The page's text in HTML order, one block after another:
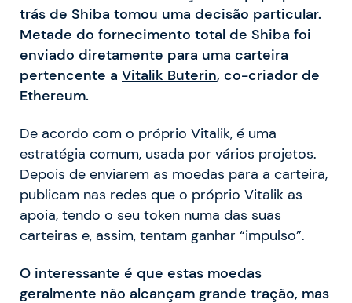
trás de Shiba tomou uma decisão particular.
Metade do fornecimento total de Shiba foi
enviado diretamente para uma carteira
pertencente a Vitalik Buterin, co-criador de
Ethereum.
De acordo com o próprio Vitalik, é uma
estratégia comum, usada por vários projetos.
Depois de enviarem as moedas para a carteira,
publicam nas redes que o próprio Vitalik as
apoia, tendo o seu token numa das suas
carteiras e, assim, tentam ganhar “impulso”.
O interessante é que estas moedas
geralmente não alcançam grande tração, mas